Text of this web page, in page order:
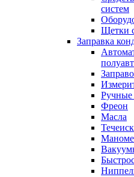
систем
Щетки
Заправка
Ручные
Фреон
Масла